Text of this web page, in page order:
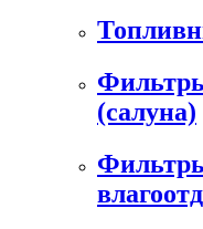
(салуна)